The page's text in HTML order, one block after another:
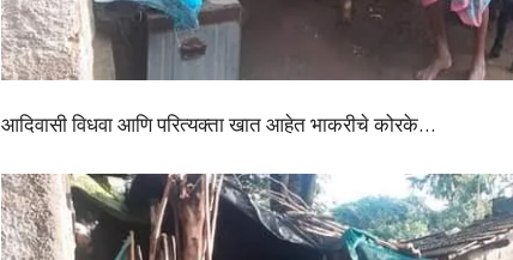
आदिवासी विधवा आणि परित्यक्ता खात आहेत भाकरीचे कोरके…